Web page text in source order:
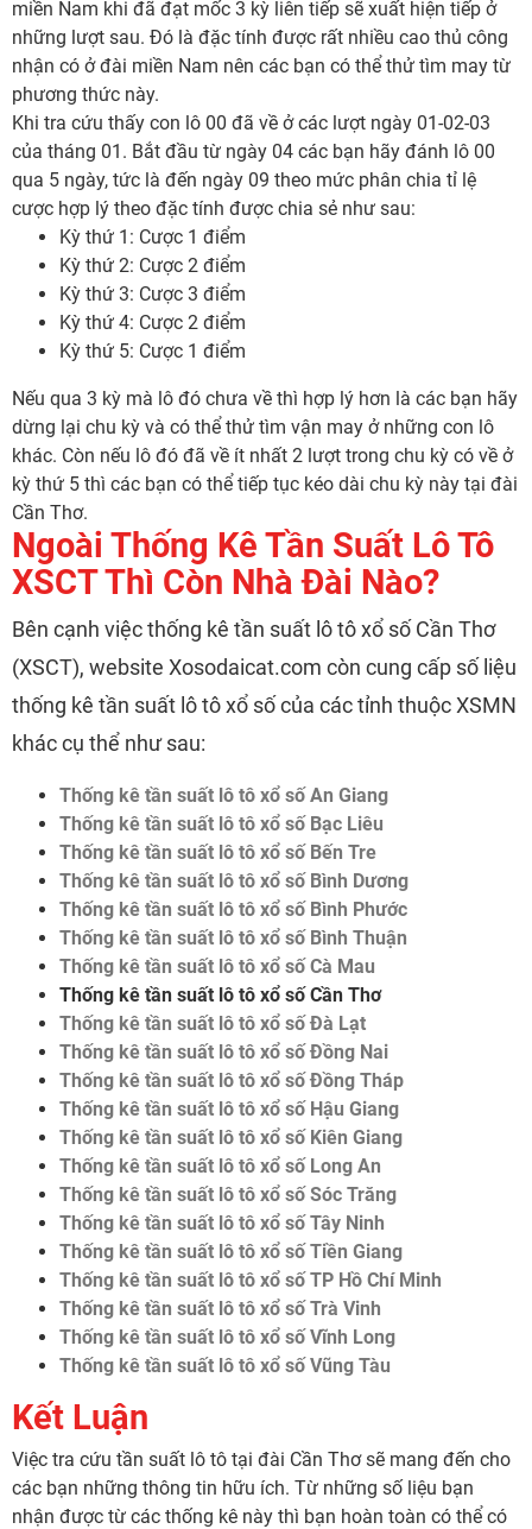
miền Nam khi đã đạt mốc 3 kỳ liên tiếp sẽ xuất hiện tiếp ở
những lượt sau. Đó là đặc tính được rất nhiều cao thủ công
nhận có ở đài miền Nam nên các bạn có thể thử tìm may từ
phương thức này.
Khi tra cứu thấy con lô 00 đã về ở các lượt ngày 01-02-03
của tháng 01. Bắt đầu từ ngày 04 các bạn hãy đánh lô 00
qua 5 ngày, tức là đến ngày 09 theo mức phân chia tỉ lệ
cược hợp lý theo đặc tính được chia sẻ như sau:
Kỳ thứ 1: Cược 1 điểm
Kỳ thứ 2: Cược 2 điểm
Kỳ thứ 3: Cược 3 điểm
Kỳ thứ 4: Cược 2 điểm
Kỳ thứ 5: Cược 1 điểm
Nếu qua 3 kỳ mà lô đó chưa về thì hợp lý hơn là các bạn hãy
dừng lại chu kỳ và có thể thử tìm vận may ở những con lô
khác. Còn nếu lô đó đã về ít nhất 2 lượt trong chu kỳ có về ở
kỳ thứ 5 thì các bạn có thể tiếp tục kéo dài chu kỳ này tại đài
Cần Thơ.
Ngoài Thống Kê Tần Suất Lô Tô
XSCT Thì Còn Nhà Đài Nào?
Bên cạnh việc thống kê tần suất lô tô xổ số Cần Thơ
(XSCT), website Xosodaicat.com còn cung cấp số liệu
thống kê tần suất lô tô xổ số của các tỉnh thuộc XSMN
khác cụ thể như sau:
Thống kê tần suất lô tô xổ số An Giang
Thống kê tần suất lô tô xổ số Bạc Liêu
Thống kê tần suất lô tô xổ số Bến Tre
Thống kê tần suất lô tô xổ số Bình Dương
Thống kê tần suất lô tô xổ số Bình Phước
Thống kê tần suất lô tô xổ số Bình Thuận
Thống kê tần suất lô tô xổ số Cà Mau
Thống kê tần suất lô tô xổ số Cần Thơ
Thống kê tần suất lô tô xổ số Đà Lạt
Thống kê tần suất lô tô xổ số Đồng Nai
Thống kê tần suất lô tô xổ số Đồng Tháp
Thống kê tần suất lô tô xổ số Hậu Giang
Thống kê tần suất lô tô xổ số Kiên Giang
Thống kê tần suất lô tô xổ số Long An
Thống kê tần suất lô tô xổ số Sóc Trăng
Thống kê tần suất lô tô xổ số Tây Ninh
Thống kê tần suất lô tô xổ số Tiền Giang
Thống kê tần suất lô tô xổ số TP Hồ Chí Minh
Thống kê tần suất lô tô xổ số Trà Vinh
Thống kê tần suất lô tô xổ số Vĩnh Long
Thống kê tần suất lô tô xổ số Vũng Tàu
Kết Luận
Việc tra cứu tần suất lô tô tại đài Cần Thơ sẽ mang đến cho
các bạn những thông tin hữu ích. Từ những số liệu bạn
nhận được từ các thống kê này thì bạn hoàn toàn có thể có